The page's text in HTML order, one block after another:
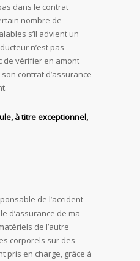
dans le contrat
nombre de
s’il advient un
n’est pas
de vérifier en amont
contrat d’assurance
à titre exceptionnel,
de l’accident
d’assurance de ma
de l’autre
corporels sur des
pris en charge, grâce à